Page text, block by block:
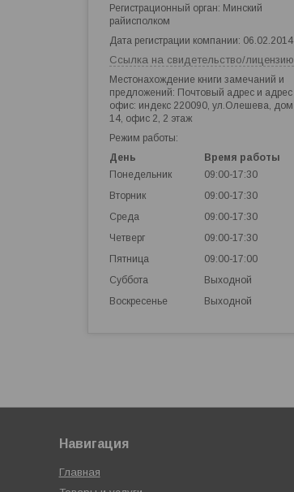
Регистрационный орган: Минский
райисполком
Дата регистрации компании: 06.02.2014
Ссылка на свидетельство/лицензию
Местонахождение книги замечаний и
предложений: Почтовый адрес и адрес
офис: индекс 220090, ул.Олешева, дом
14, офис 2, 2 этаж
Режим работы:
День
Время работы
Понедельник
09:00-17:30
Вторник
09:00-17:30
Среда
09:00-17:30
Четверг
09:00-17:30
Пятница
09:00-17:00
Суббота
Выходной
Воскресенье
Выходной
Навигация
Главная